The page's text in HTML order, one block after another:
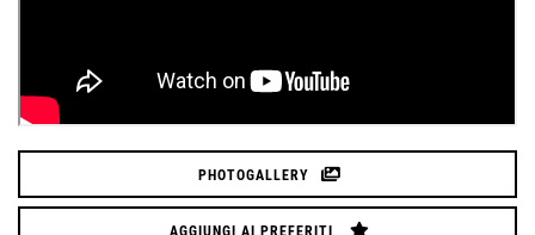
PHOTOGALLERY
AGGIUNGI AI PREFERITI